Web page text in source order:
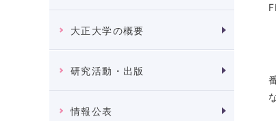
大正大学の概要
研究活動・出版
情報公表